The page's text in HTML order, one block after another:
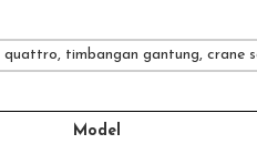
Model